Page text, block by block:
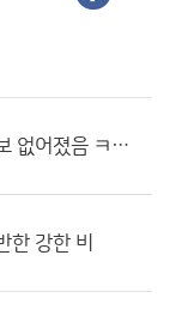
결국 ㅋㅋㅋ 서울 금요일 비예보 없어졌음 ㅋㅋㅋㅋ 대박인데요???
한 강한 비